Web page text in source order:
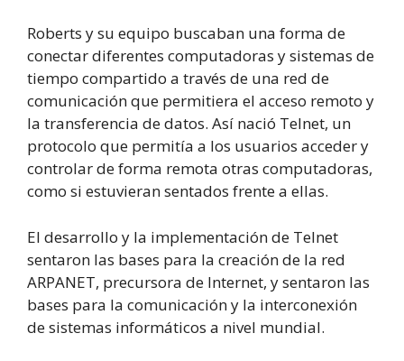
Roberts y su equipo buscaban una forma de
conectar diferentes computadoras y sistemas de
tiempo compartido a través de una red de
comunicación que permitiera el acceso remoto y
la transferencia de datos. Así nació Telnet, un
protocolo que permitía a los usuarios acceder y
controlar de forma remota otras computadoras,
como si estuvieran sentados frente a ellas.
El desarrollo y la implementación de Telnet
sentaron las bases para la creación de la red
ARPANET, precursora de Internet, y sentaron las
bases para la comunicación y la interconexión
de sistemas informáticos a nivel mundial.